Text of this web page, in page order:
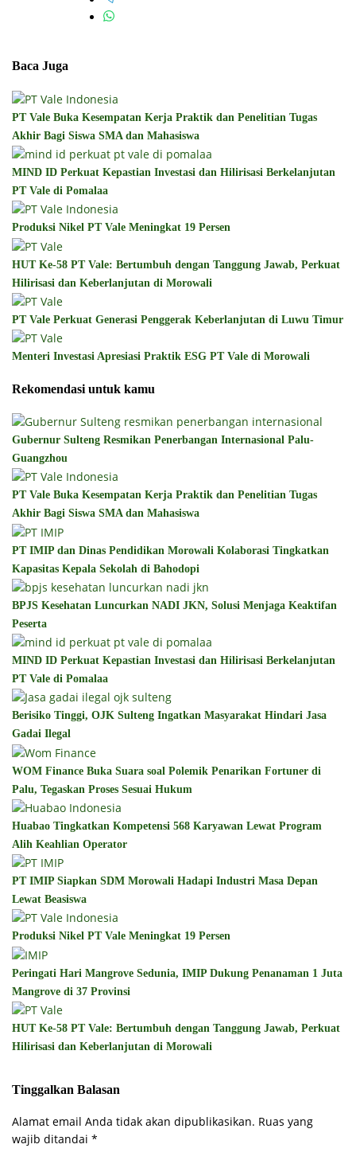
Baca Juga
PT Vale Buka Kesempatan Kerja Praktik dan Penelitian Tugas
Akhir Bagi Siswa SMA dan Mahasiswa
MIND ID Perkuat Kepastian Investasi dan Hilirisasi Berkelanjutan
PT Vale di Pomalaa
Produksi Nikel PT Vale Meningkat 19 Persen
HUT Ke-58 PT Vale: Bertumbuh dengan Tanggung Jawab, Perkuat
Hilirisasi dan Keberlanjutan di Morowali
PT Vale Perkuat Generasi Penggerak Keberlanjutan di Luwu Timur
Menteri Investasi Apresiasi Praktik ESG PT Vale di Morowali
Rekomendasi untuk kamu
Gubernur Sulteng Resmikan Penerbangan Internasional Palu-
Guangzhou
PT Vale Buka Kesempatan Kerja Praktik dan Penelitian Tugas
Akhir Bagi Siswa SMA dan Mahasiswa
PT IMIP dan Dinas Pendidikan Morowali Kolaborasi Tingkatkan
Kapasitas Kepala Sekolah di Bahodopi
BPJS Kesehatan Luncurkan NADI JKN, Solusi Menjaga Keaktifan
Peserta
MIND ID Perkuat Kepastian Investasi dan Hilirisasi Berkelanjutan
PT Vale di Pomalaa
Berisiko Tinggi, OJK Sulteng Ingatkan Masyarakat Hindari Jasa
Gadai Ilegal
WOM Finance Buka Suara soal Polemik Penarikan Fortuner di
Palu, Tegaskan Proses Sesuai Hukum
Huabao Tingkatkan Kompetensi 568 Karyawan Lewat Program
Alih Keahlian Operator
PT IMIP Siapkan SDM Morowali Hadapi Industri Masa Depan
Lewat Beasiswa
Produksi Nikel PT Vale Meningkat 19 Persen
Peringati Hari Mangrove Sedunia, IMIP Dukung Penanaman 1 Juta
Mangrove di 37 Provinsi
HUT Ke-58 PT Vale: Bertumbuh dengan Tanggung Jawab, Perkuat
Hilirisasi dan Keberlanjutan di Morowali
Tinggalkan Balasan
Alamat email Anda tidak akan dipublikasikan. Ruas yang
wajib ditandai *